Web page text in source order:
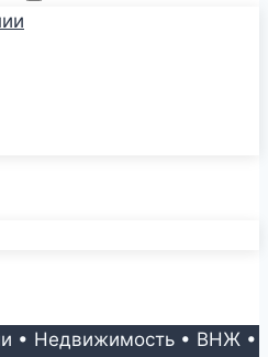
• Недвижимость • ВНЖ •